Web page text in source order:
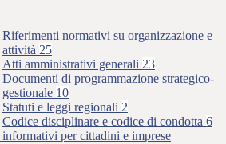
Riferimenti normativi su organizzazione e
attività 25
Atti amministrativi generali 23
Documenti di programmazione strategico-
gestionale 10
Statuti e leggi regionali 2
Codice disciplinare e codice di condotta 6
per cittadini e imprese